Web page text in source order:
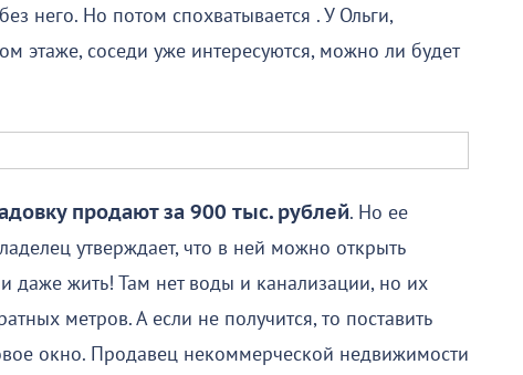
него. Но потом спохватывается . У Ольги,
этаже, соседи уже интересуются, можно ли будет
продают за 900 тыс. рублей. Но ее
утверждает, что в ней можно открыть
жить! Там нет воды и канализации, но их
метров. А если не получится, то поставить
окно. Продавец некоммерческой недвижимости